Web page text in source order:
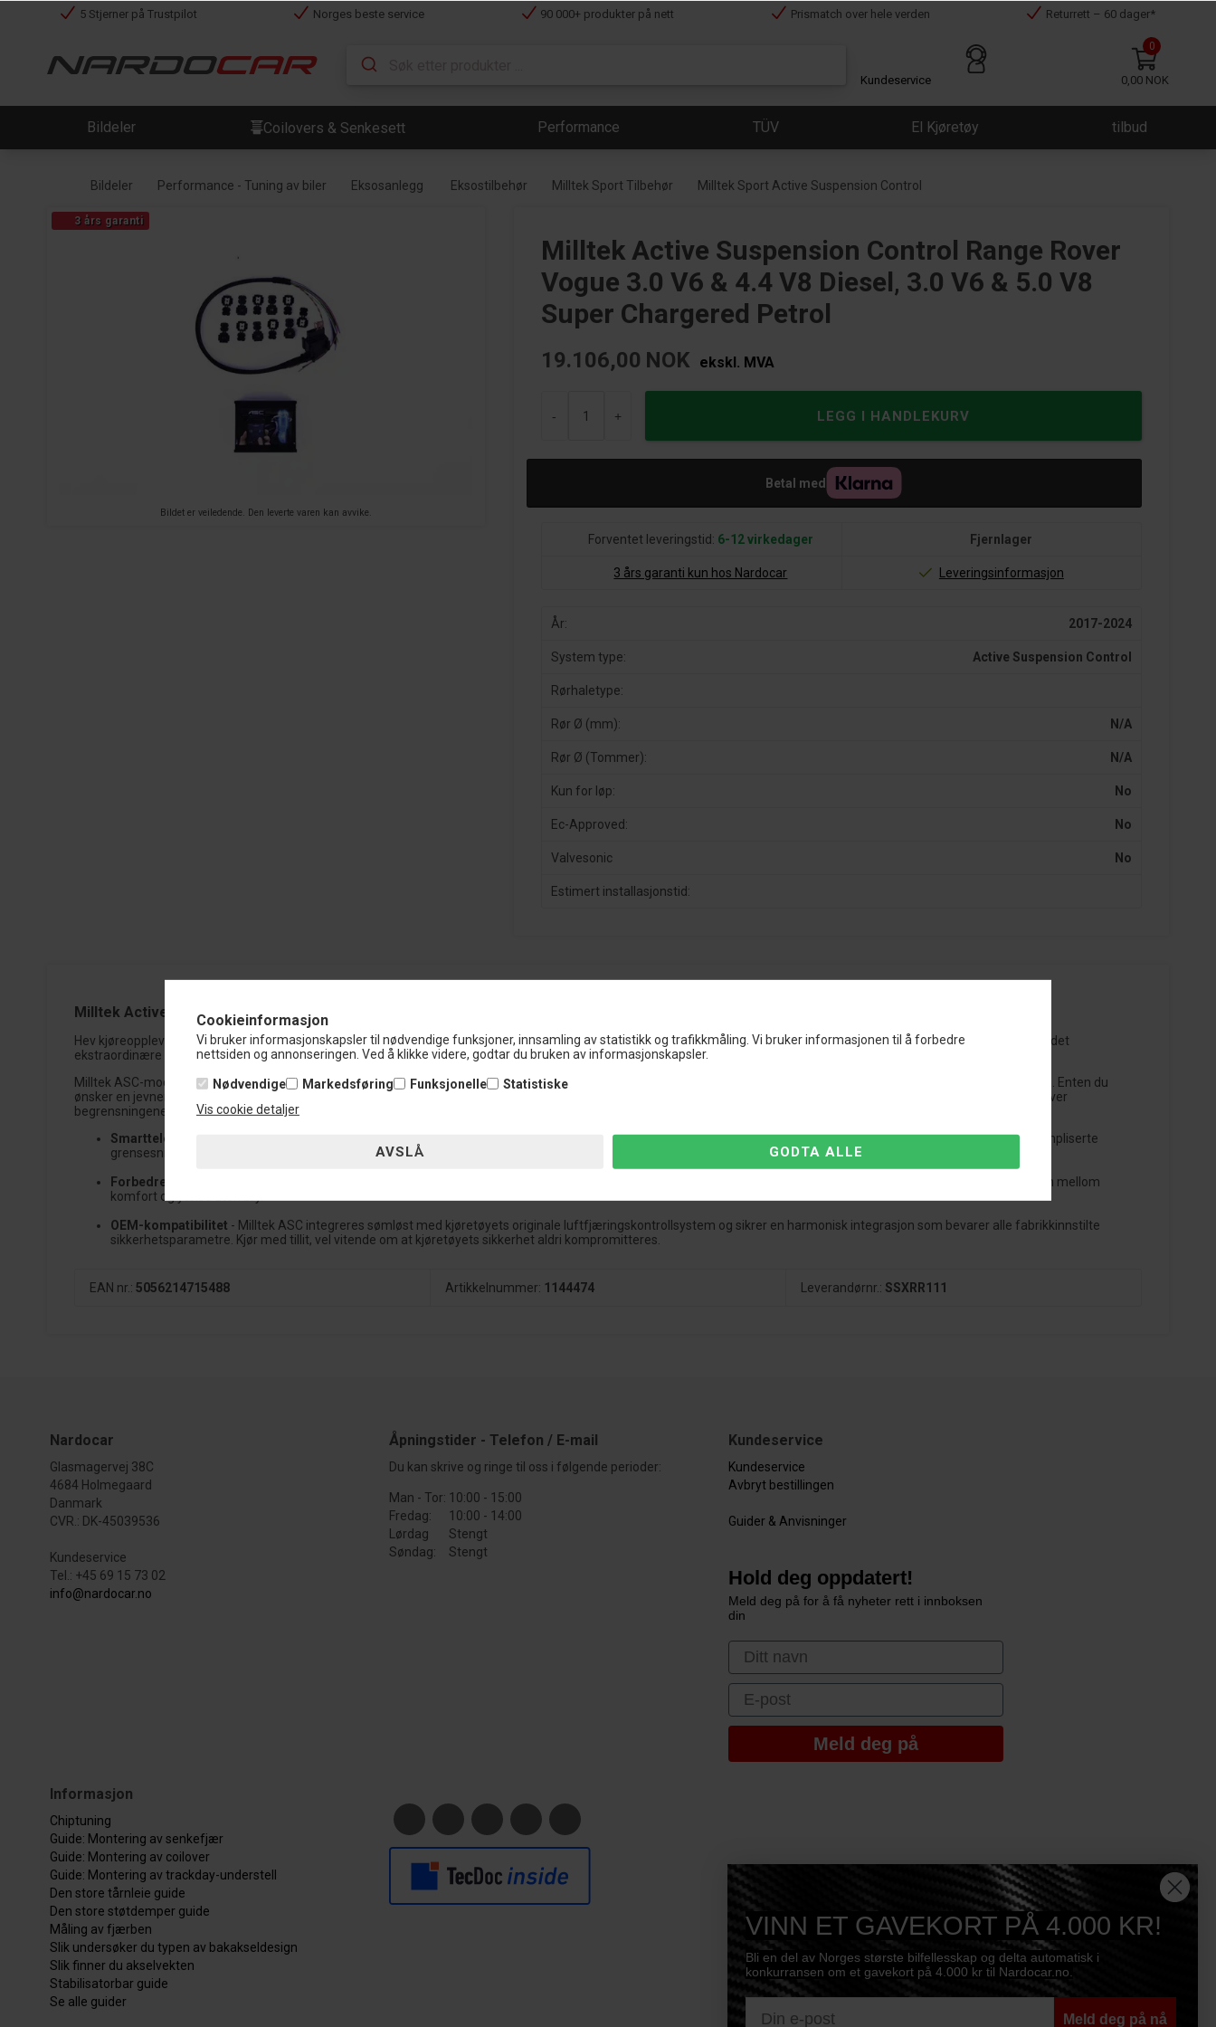
Cookieinformasjon
Vi bruker informasjonskapsler til nødvendige funksjoner, innsamling av statistikk og trafikkmåling. Vi bruker informasjonen til å forbedre
nettsiden og annonseringen. Ved å klikke videre, godtar du bruken av informasjonskapsler.
Nødvendige Markedsføring Funksjonelle
Statistiske
Vis cookie detaljer
5 Stjerner på Trustpilot Norges beste service 90 000+ produkter på nett Prismatch over hele verden Returrett – 60 dager*
Kundeservice
0
0,00 NOK
Bildeler Coilovers & Senkesett Performance TÜV El Kjøretøy tilbud
Bildeler Performance - Tuning av biler Eksosanlegg Eksostilbehør Milltek Sport Tilbehør Milltek Sport Active Suspension Control
Bildet er veiledende. Den leverte varen kan avvike.
3 års garanti
Milltek Active Suspension Control Range Rover
Vogue 3.0 V6 & 4.4 V8 Diesel‚ 3.0 V6 & 5.0 V8
Super Chargered Petrol
19.106,00 NOK ekskl. MVA
- +
Betal med
Forventet leveringstid: 6-12 virkedager Fjernlager
3 års garanti kun hos Nardocar Leveringsinformasjon
År: 2017-2024
System type: Active Suspension Control
Rørhaletype:
Rør Ø (mm): N/A
Rør Ø (Tommer): N/A
Kun for løp: No
Ec-Approved: No
Valvesonic No
Estimert installasjonstid:
Milltek Active Suspension Control (ASC) Modul – Din Ultimative Luftfjæring Oppgradering!
Hev kjøreopplevelsen til nye høyder med Millteks ASC-modul, spesielt utviklet for moderne kjøretøy utstyrt med fabrikkmontert luftfjæring. Si farvel til vanlig kjøring og ønsk det
ekstraordinære velkommen med et enkelt trykk på en knapp, rett fra bekvemmeligheten av din smarttelefon.
Milltek ASC-modulen integreres sømløst med ditt kjøretøys originale luftfjæringskontrollsystem og åpner opp for en verden av muligheter for å tilpasse kjøreopplevelsen din. Enten du
ønsker en jevnere og mer behagelig kjøretur eller en sportsligere og nærmere bakken-posisjon, gir vårt ASC-modul deg muligheten til å finjustere kjøretøyets kjørehøyde utover
begrensningene i standardjusteringer, samtidig som du sikrer at de fabrikkinnstilte sikkerhetsparametrene blir opprettholdt.
Smarttelefonkontroll
- Opplev en tidligere usett bekvemmelighet når du får full kontroll over kjøretøyets kjørehøyde direkte fra din smarttelefon. Ingen behov for kompliserte
grensesnitt eller knapper – alt er ved fingertuppene dine.
Forbedret justerbarhet
- Hev eller senk kjøretøyets kjørehøyde med presisjon og tilpass kjøreopplevelsen til dine nøyaktige preferanser. Oppnå den perfekte balansen mellom
komfort og ytelse uten bry.
OEM-kompatibilitet - Milltek ASC integreres sømløst med kjøretøyets originale luftfjæringskontrollsystem og sikrer en harmonisk integrasjon som bevarer alle fabrikkinnstilte
sikkerhetsparametre. Kjør med tillit, vel vitende om at kjøretøyets sikkerhet aldri kompromitteres.
EAN nr.: 5056214715488 Artikkelnummer: 1144474 Leverandørnr.: SSXRR111
Nardocar
Glasmagervej 38C
4684 Holmegaard
Danmark
CVR.: DK-45039536
Kundeservice
Tel.: +45 69 15 73 02
info@nardocar.no
Åpningstider - Telefon / E-mail
Du kan skrive og ringe til oss i følgende perioder:
Man - Tor: 10:00 - 15:00
Fredag:
10:00 - 14:00
Lørdag
Stengt
Søndag:
Stengt
Kundeservice
Kundeservice
Avbryt bestillingen
Guider & Anvisninger
Hold deg oppdatert!
Meld deg på for å få nyheter rett i innboksen
din
First Name
Email
Meld deg på
Informasjon
Chiptuning
Guide: Montering av senkefjær
Guide: Montering av coilover
Guide: Montering av trackday-understell
Den store tårnleie guide
Den store støtdemper guide
Måling av fjærben
Slik undersøker du typen av bakakseldesign
Slik finner du akselvekten
Stabilisatorbar guide
Se alle guider
VINN ET GAVEKORT PÅ 4.000 KR!
Bli en del av Norges største bilfellesskap og delta automatisk i
konkurransen om et gavekort på 4.000 kr til Nardocar.no.
Meld deg på nå